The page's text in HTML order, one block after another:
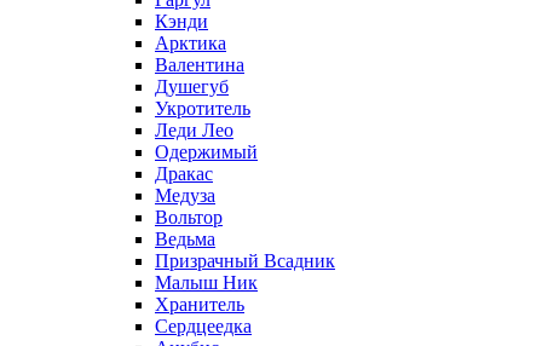
Кэнди
Арктика
Валентина
Душегуб
Укротитель
Леди Лео
Одержимый
Дракас
Медуза
Вольтор
Ведьма
Призрачный Всадник
Малыш Ник
Хранитель
Сердцеедка